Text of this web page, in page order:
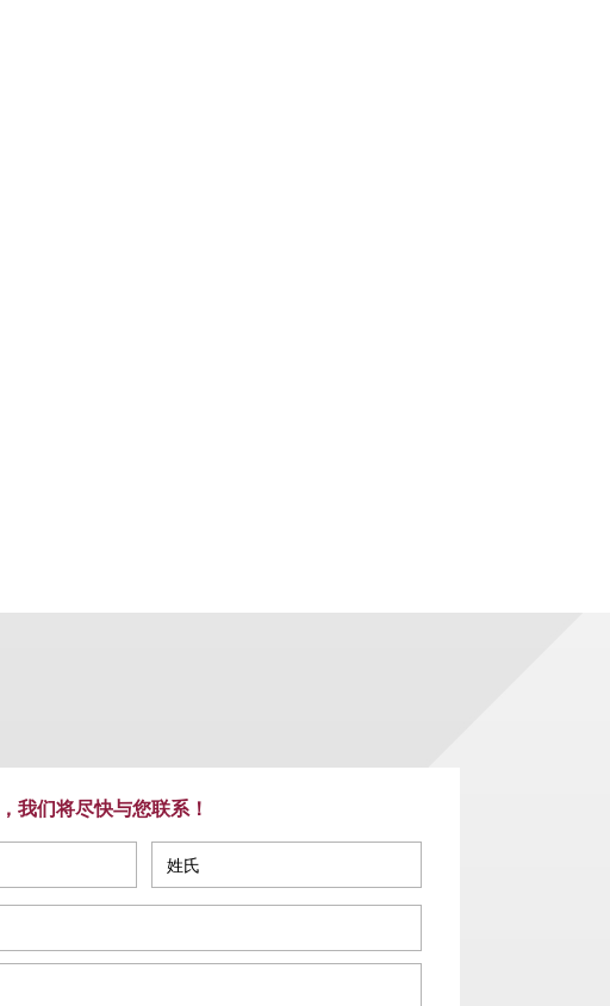
我们将尽快与您联系！